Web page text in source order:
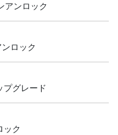
アンロック
ロック
プグレード
ック